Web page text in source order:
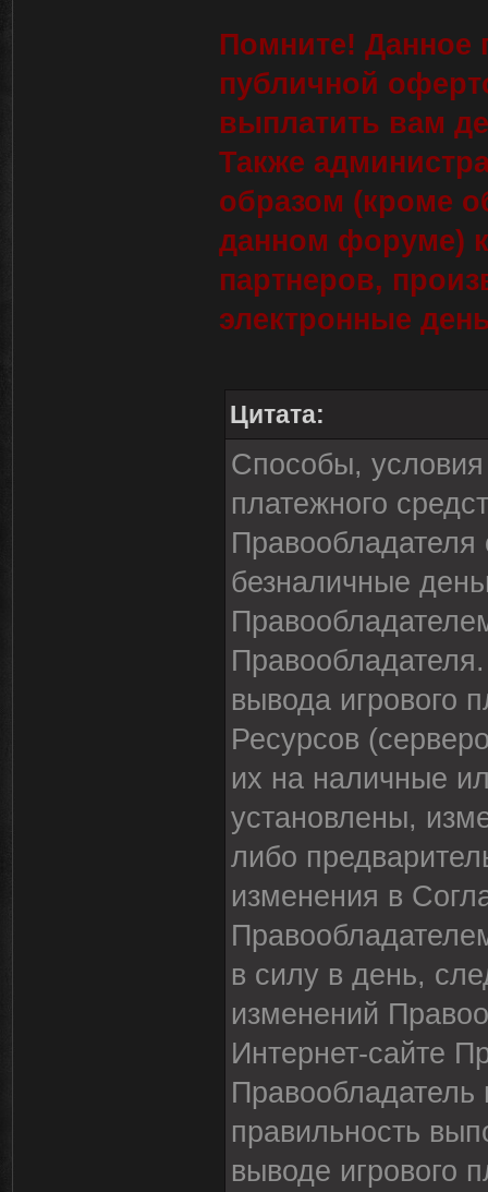
Помните! Данное
публичной
выплатить вам
Также
образом (кроме
данном форуме)
партнеров,
электронные
Цитата:
Способы, условия
платежного
безналичные
вывода игрового
Ресурсов
их на наличные
установлены,
либо
изменения в
в силу в день,
изменений
Интернет-сайте
Правообладатель
правильность
выводе игрового